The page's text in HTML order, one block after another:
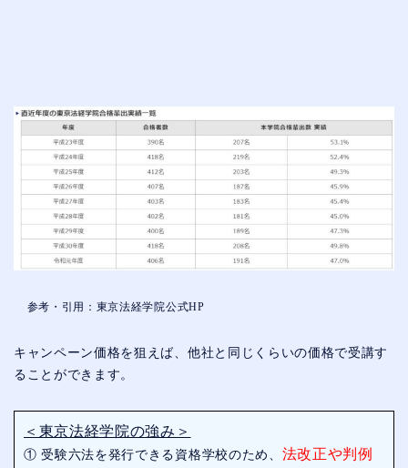
参考・引用：東京法経学院公式HP
キャンペーン価格を狙えば、他社と同じくらいの価格で受講す
ることができます。
＜東京法経学院の強み＞
① 受験六法を発行できる資格学校のため、 法改正や判例